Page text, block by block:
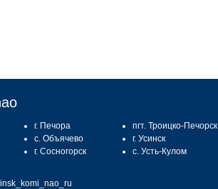
г. Печора
с. Объячево
г. Сосногорск
пгт. Троицко-Печорск
г. Усинск
с. Усть-Кулом